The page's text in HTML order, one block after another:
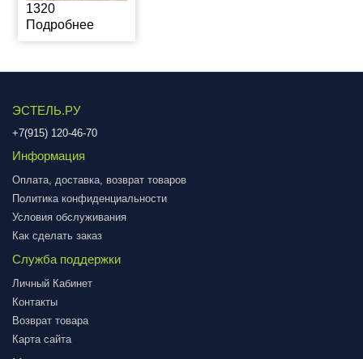
1320
Подробнее
ЭСТЕЛЬ.РУ
+7(915) 120-46-70
Информация
Оплата, доставка, возврат товаров
Политика конфиденциальности
Условия обслуживания
Как сделать заказ
Служба поддержки
Личный Кабинет
Контакты
Возврат товара
Карта сайта